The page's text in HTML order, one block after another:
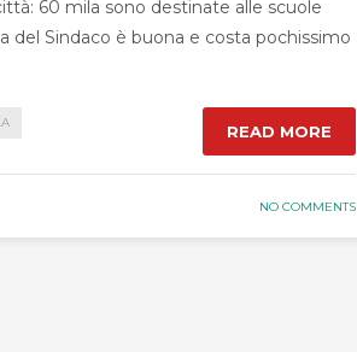
60 mila sono destinate alle scuole
del Sindaco è buona e costa pochissimo
READ MORE
NO COMMENTS